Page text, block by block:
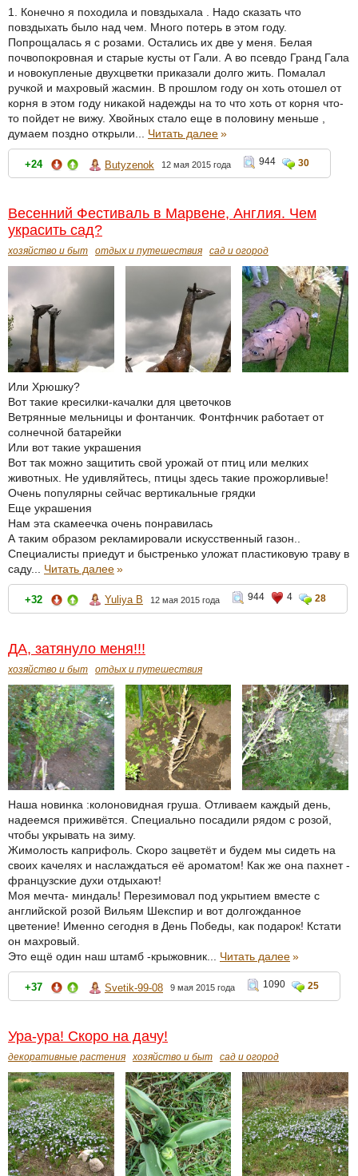
1. Конечно я походила и повздыхала . Надо сказать что
повздыхать было над чем. Много потерь в этом году.
Попрощалась я с розами. Остались их две у меня. Белая
почвопокровная и старые кусты от Гали. А во псевдо Гранд Гала
и новокупленые двухцветки приказали долго жить. Помалал
ручкой и махровый жасмин. В прошлом году он хоть отошел от
корня в этом году никакой надежды на то что хоть от корня что-
то пойдет не вижу. Хвойных стало еще в половину меньше ,
думаем поздно открыли... Читать далее»
+24 Butyzenok 12 мая 2015 года 944 30
Весенний Фестиваль в Марвене, Англия. Чем
украсить сад?
хозяйство и быт отдых и путешествия сад и огород
Или Хрюшку?
Вот такие кресилки-качалки для цветочков
Ветрянные мельницы и фонтанчик. Фонтфнчик работает от
солнечной батарейки
Или вот такие украшения
Вот так можно защитить свой урожай от птиц или мелких
животных. Не удивляйтесь, птицы здесь такие прожорливые!
Очень популярны сейчас вертикальные грядки
Еще украшения
Нам эта скамеечка очень понравилась
А таким образом рекламировали искусственный газон..
Специалисты приедут и быстренько уложат пластиковую траву в
саду... Читать далее»
+32 Yuliya B 12 мая 2015 года 944 4 28
ДА, затянуло меня!!!
хозяйство и быт отдых и путешествия
Наша новинка :колоновидная груша. Отливаем каждый день,
надеемся приживётся. Специально посадили рядом с розой,
чтобы укрывать на зиму.
Жимолость каприфоль. Скоро зацветёт и будем мы сидеть на
своих качелях и наслаждаться её ароматом! Как же она пахнет -
французские духи отдыхают!
Моя мечта- миндаль! Перезимовал под укрытием вместе с
английской розой Вильям Шекспир и вот долгожданное
цветение! Именно сегодня в День Победы, как подарок! Кстати
он махровый.
Это ещё один наш штамб -крыжовник... Читать далее»
+37 Svetik-99-08 9 мая 2015 года 1090 25
Ура-ура! Скоро на дачу!
декоративные растения хозяйство и быт сад и огород